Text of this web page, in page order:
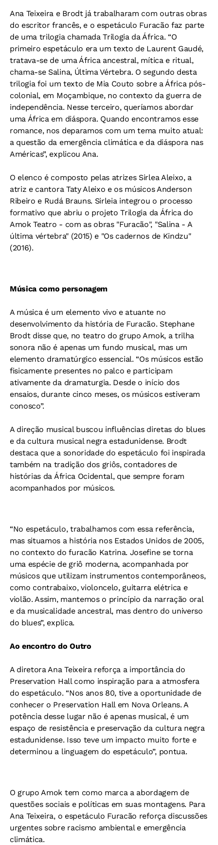
Ana Teixeira e Brodt já trabalharam com outras obras
do escritor francês, e o espetáculo Furacão faz parte
de uma trilogia chamada Trilogia da África. “O
primeiro espetáculo era um texto de Laurent Gaudé,
tratava-se de uma África ancestral, mítica e ritual,
chama-se Salina, Última Vértebra. O segundo desta
trilogia foi um texto de Mia Couto sobre a África pós-
colonial, em Moçambique, no contexto da guerra de
independência. Nesse terceiro, queríamos abordar
uma África em diáspora. Quando encontramos esse
romance, nos deparamos com um tema muito atual:
a questão da emergência climática e da diáspora nas
Américas”, explicou Ana.
O elenco é composto pelas atrizes Sirlea Aleixo, a
atriz e cantora Taty Aleixo e os músicos Anderson
Ribeiro e Rudá Brauns. Sirleia integrou o processo
formativo que abriu o projeto Trilogia da África do
Amok Teatro - com as obras "Furacão", "Salina - A
última vértebra" (2015) e "Os cadernos de Kindzu"
(2016).
Música como personagem
A música é um elemento vivo e atuante no
desenvolvimento da história de Furacão. Stephane
Brodt disse que, no teatro do grupo Amok, a trilha
sonora não é apenas um fundo musical, mas um
elemento dramatúrgico essencial. “Os músicos estão
fisicamente presentes no palco e participam
ativamente da dramaturgia. Desde o início dos
ensaios, durante cinco meses, os músicos estiveram
conosco”.
A direção musical buscou influências diretas do blues
e da cultura musical negra estadunidense. Brodt
destaca que a sonoridade do espetáculo foi inspirada
também na tradição dos griôs, contadores de
histórias da África Ocidental, que sempre foram
acompanhados por músicos.
“No espetáculo, trabalhamos com essa referência,
mas situamos a história nos Estados Unidos de 2005,
no contexto do furacão Katrina. Josefine se torna
uma espécie de griô moderna, acompanhada por
músicos que utilizam instrumentos contemporâneos,
como contrabaixo, violoncelo, guitarra elétrica e
violão. Assim, mantemos o princípio da narração oral
e da musicalidade ancestral, mas dentro do universo
do blues”, explica.
Ao encontro do Outro
A diretora Ana Teixeira reforça a importância do
Preservation Hall como inspiração para a atmosfera
do espetáculo. “Nos anos 80, tive a oportunidade de
conhecer o Preservation Hall em Nova Orleans. A
potência desse lugar não é apenas musical, é um
espaço de resistência e preservação da cultura negra
estadunidense. Isso teve um impacto muito forte e
determinou a linguagem do espetáculo”, pontua.
O grupo Amok tem como marca a abordagem de
questões sociais e políticas em suas montagens. Para
Ana Teixeira, o espetáculo Furacão reforça discussões
urgentes sobre racismo ambiental e emergência
climática.